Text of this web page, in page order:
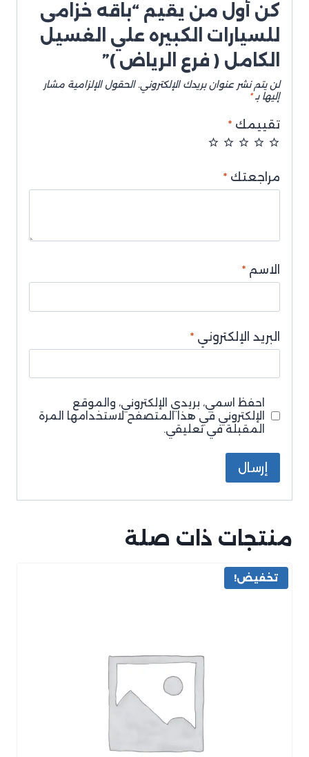
كن أول من يقيم “باقه خزامى
للسيارات الكبيره علي الغسيل
الكامل ( فرع الرياض )”
لن يتم نشر عنوان بريدك الإلكتروني. الحقول الإلزامية مشار
إليها بـ*
تقييمك *
مراجعتك *
الاسم *
البريد الإلكتروني *
احفظ اسمي، بريدي الإلكتروني، والموقع
الإلكتروني في هذا المتصفح لاستخدامها المرة
المقبلة في تعليقي.
منتجات ذات صلة
تخفيض!